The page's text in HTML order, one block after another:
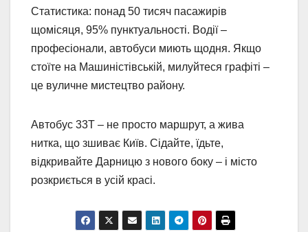
Статистика: понад 50 тисяч пасажирів
щомісяця, 95% пунктуальності. Водії –
професіонали, автобуси миють щодня. Якщо
стоїте на Машиністівській, милуйтеся графіті –
це вуличне мистецтво району.
Автобус 33Т – не просто маршрут, а жива
нитка, що зшиває Київ. Сідайте, їдьте,
відкривайте Дарницю з нового боку – і місто
розкриється в усій красі.